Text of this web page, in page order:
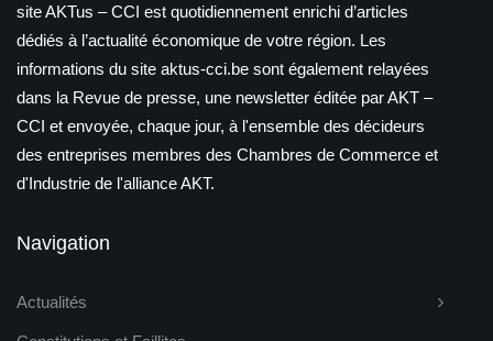
site AKTus – CCI est quotidiennement enrichi d’articles
dédiés à l’actualité économique de votre région. Les
informations du site aktus-cci.be sont également relayées
dans la Revue de presse, une newsletter éditée par AKT –
CCI et envoyée, chaque jour, à l'ensemble des décideurs
des entreprises membres des Chambres de Commerce et
d'Industrie de l'alliance AKT.
Navigation
Actualités